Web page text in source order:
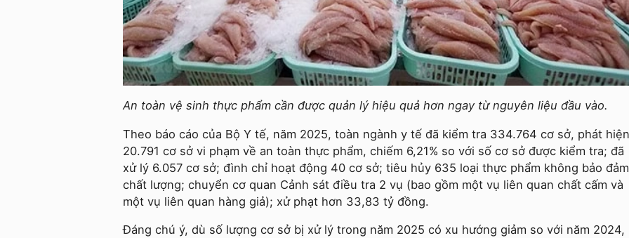
An toàn vệ sinh thực phẩm cần được quản lý hiệu quả hơn ngay từ nguyên liệu đầu vào.
Theo báo cáo của Bộ Y tế, năm 2025, toàn ngành y tế đã kiểm tra 334.764 cơ sở, phát hiện
20.791 cơ sở vi phạm về an toàn thực phẩm, chiếm 6,21% so với số cơ sở được kiểm tra; đã
xử lý 6.057 cơ sở; đình chỉ hoạt động 40 cơ sở; tiêu hủy 635 loại thực phẩm không bảo đảm
chất lượng; chuyển cơ quan Cảnh sát điều tra 2 vụ (bao gồm một vụ liên quan chất cấm và
một vụ liên quan hàng giả); xử phạt hơn 33,83 tỷ đồng.
Đáng chú ý, dù số lượng cơ sở bị xử lý trong năm 2025 có xu hướng giảm so với năm 2024,